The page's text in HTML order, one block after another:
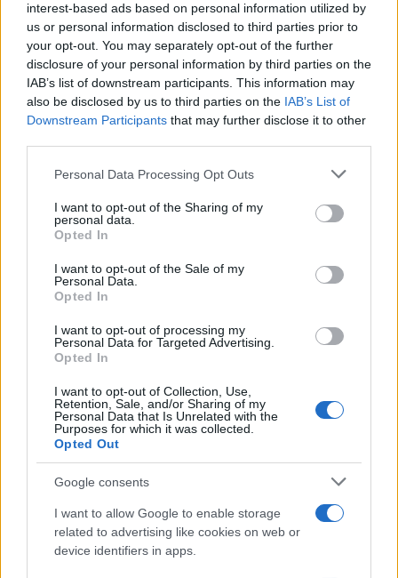
interest-based ads based on personal information utilized by
us or personal information disclosed to third parties prior to
your opt-out. You may separately opt-out of the further
disclosure of your personal information by third parties on the
IAB’s list of downstream participants. This information may
also be disclosed by us to third parties on the IAB’s List of
Downstream Participants that may further disclose it to other
Please note that this website/app uses one or more Google
not limited to your visit or usage behaviour. You may click to
grant or deny consent to Google and its third-party tags to
use your data for below specified purposes in below Google
consent section.
Personal Data Processing Opt Outs
I want to opt-out of the Sharing of my
personal data.
Opted In
I want to opt-out of the Sale of my
Personal Data.
Opted In
I want to opt-out of processing my
Personal Data for Targeted Advertising.
Opted In
I want to opt-out of Collection, Use,
Retention, Sale, and/or Sharing of my
Personal Data that Is Unrelated with the
Purposes for which it was collected.
Opted Out
Google consents
I want to allow Google to enable storage
related to advertising like cookies on web or
device identifiers in apps.
stata segnalata e discussa anche nel contesto
delle attività svolte a Roma il 2 luglio 2026, quando
sono state illustrate le principali caratteristiche
operative e i ruoli istituzionali coinvolti.
Susanna Riva
Susanna Riva osserva Bologna dalla finestra
dell’Archivio di Stato dove una volta ha
sulle cooperative cittadine: quel documento
segnò la scelta editoriale di approfondire
responsabilità istituzionali. Tiene linea critica
nella redazione, amante del caffè lungo e del
taccuino sempre pieno.